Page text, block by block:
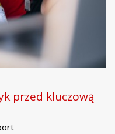
przed kluczową